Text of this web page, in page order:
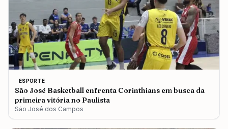
ESPORTE
São José Basketball enfrenta Corinthians em busca da
primeira vitória no Paulista
São José dos Campos